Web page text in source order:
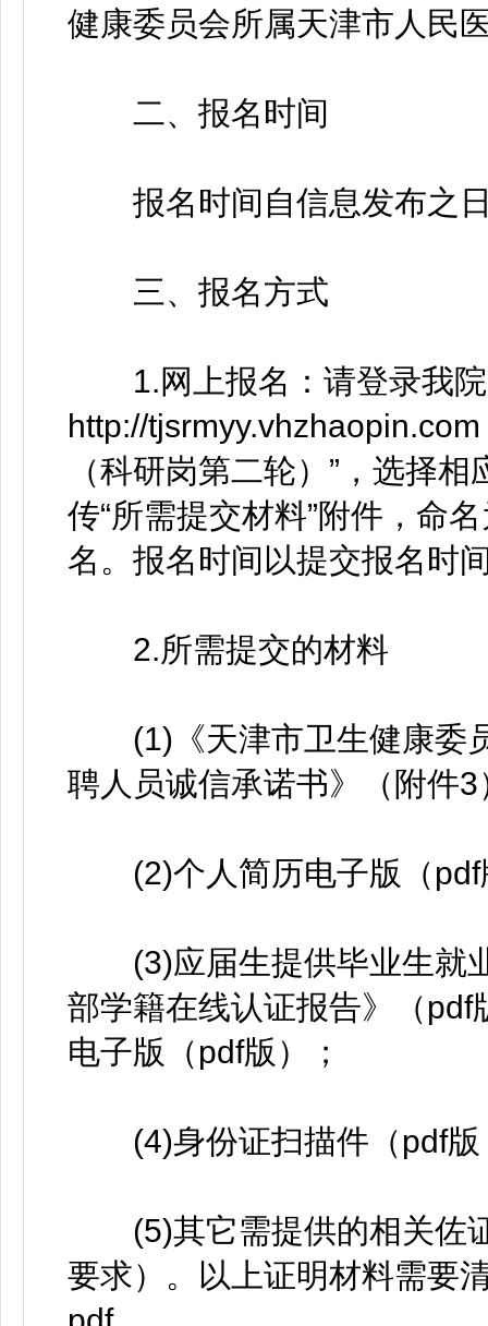
健康委员会所属天津市人民
二、报名时间
报名时间自信息发布之日
三、报名方式
1.网上报名：请登录我院
http://
（科研岗第二轮）”，选择
传“所需提交材料”附件，命
名。报名时间以提交报名时
2.所需提交的材料
(1)《天津市卫生健康委
聘人员诚信承诺书》（附件3
(2)个人简历电子版（pdf
(3)应届生提供毕业生就
部学籍在线认证报告》（
电子版（pdf版）；
(4)身份证扫描件（pdf版
(5)其它需提供的相关佐
要求）。以上证明材料需要